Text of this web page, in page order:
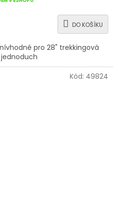
DO KOŠÍKU
pro 28" trekkingová
Kód: 49824